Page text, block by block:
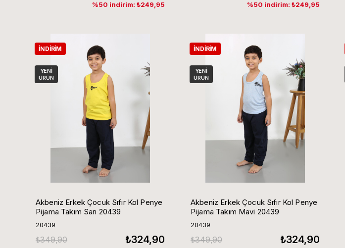
%50 indirim: ₺249,95 %50 indirim: ₺249,95
Akbeniz Erkek Çocuk Sıfır Kol Penye
Pijama Takım Sarı 20439
20439
₺324,90
₺349,90
İNDIRIM
YENI
ÜRÜN
Akbeniz Erkek Çocuk Sıfır Kol Penye
Pijama Takım Mavi 20439
20439
₺324,90
₺349,90
İNDIRIM
YENI
ÜRÜN